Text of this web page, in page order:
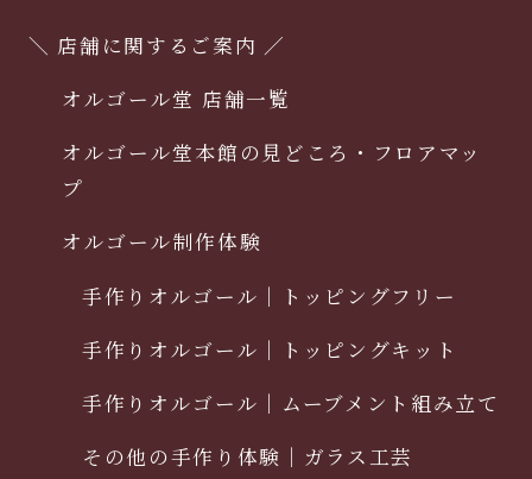
＼ 店舗に関するご案内 ／
オルゴール堂 店舗一覧
オルゴール堂本館の見どころ・フロアマッ
プ
オルゴール制作体験
手作りオルゴール｜トッピングフリー
手作りオルゴール｜トッピングキット
手作りオルゴール｜ムーブメント組み立て
その他の手作り体験｜ガラス工芸